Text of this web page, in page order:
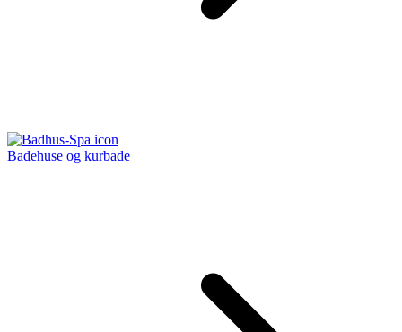
Badehuse og kurbade